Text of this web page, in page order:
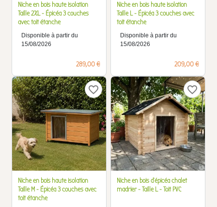
Niche en bois haute isolation
Taille 2XL - Épicéa 3 couches
avec toit étanche
Disponible à partir du
15/08/2026
Prix
289,00 €
Niche en bois haute isolation
Taille L - Épicéa 3 couches avec
toit étanche
Disponible à partir du
15/08/2026
Prix
209,00 €
favorite_border
Niche en bois haute isolation
Taille M - Épicéa 3 couches avec
toit étanche
favorite_border
Niche en bois d'épicéa chalet
madrier - Taille L - Toit PVC